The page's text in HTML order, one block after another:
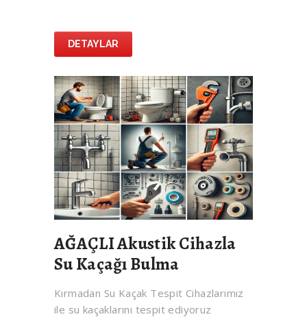
DETAYLAR
AĞAÇLI Akustik Cihazla
Su Kaçağı Bulma
Kırmadan Su Kaçak Tespit Cihazlarımız
ile su kaçaklarını tespit ediyoruz